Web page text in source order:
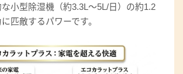
小型除湿機（約3.3L〜5L/日）の約1.2
匹敵するパワーです。